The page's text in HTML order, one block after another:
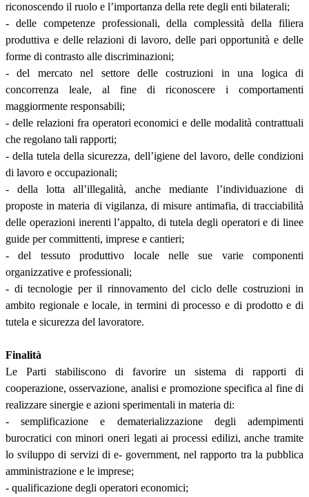
riconoscendo il ruolo e l’importanza della rete degli enti bilaterali;
- delle competenze professionali, della complessità della filiera
produttiva e delle relazioni di lavoro, delle pari opportunità e delle
forme di contrasto alle discriminazioni;
- del mercato nel settore delle costruzioni in una logica di
concorrenza leale, al fine di riconoscere i comportamenti
maggiormente responsabili;
- delle relazioni fra operatori economici e delle modalità contrattuali
che regolano tali rapporti;
- della tutela della sicurezza, dell’igiene del lavoro, delle condizioni
di lavoro e occupazionali;
- della lotta all’illegalità, anche mediante l’individuazione di
proposte in materia di vigilanza, di misure antimafia, di tracciabilità
delle operazioni inerenti l’appalto, di tutela degli operatori e di linee
guide per committenti, imprese e cantieri;
- del tessuto produttivo locale nelle sue varie componenti
organizzative e professionali;
- di tecnologie per il rinnovamento del ciclo delle costruzioni in
ambito regionale e locale, in termini di processo e di prodotto e di
tutela e sicurezza del lavoratore.
Finalità
Le Parti stabiliscono di favorire un sistema di rapporti di
cooperazione, osservazione, analisi e promozione specifica al fine di
realizzare sinergie e azioni sperimentali in materia di:
- semplificazione e dematerializzazione degli adempimenti
burocratici con minori oneri legati ai processi edilizi, anche tramite
lo sviluppo di servizi di e- government, nel rapporto tra la pubblica
amministrazione e le imprese;
- qualificazione degli operatori economici;